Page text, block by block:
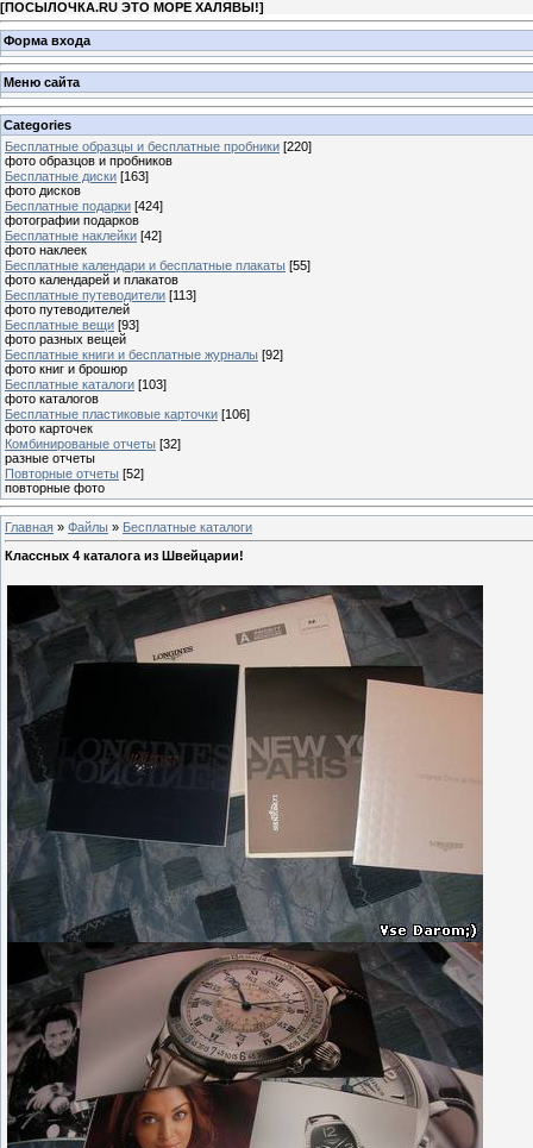
[ПОСЫЛОЧКА.RU ЭТО МОРЕ ХАЛЯВЫ!]
Форма входа
Меню сайта
Categories
Бесплатные образцы и бесплатные пробники [220]
фото образцов и пробников
Бесплатные диски [163]
фото дисков
Бесплатные подарки [424]
фотографии подарков
Бесплатные наклейки [42]
фото наклеек
Бесплатные календари и бесплатные плакаты [55]
фото календарей и плакатов
Бесплатные путеводители [113]
фото путеводителей
Бесплатные вещи [93]
фото разных вещей
Бесплатные книги и бесплатные журналы [92]
фото книг и брошюр
Бесплатные каталоги [103]
фото каталогов
Бесплатные пластиковые карточки [106]
фото карточек
Комбинированые отчеты [32]
разные отчеты
Повторные отчеты [52]
повторные фото
Главная » Файлы » Бесплатные каталоги
Классных 4 каталога из Швейцарии!